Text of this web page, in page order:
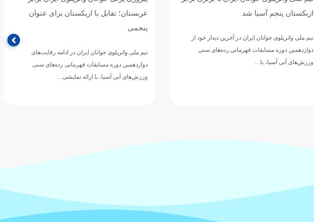
عربستان؛ تقابل با ازبکستان برای عنوان
تیم ملی واترپلوی جوانان ایران در ادامه رقابت‌های
دوازدهمین دوره مسابقات قهرمانی رده‌های سنی
پرگل سریلانکا/ نوبت به قزاقستان رسید
تیم ملی واترپلوی جوانان ایران در چهارمین دیدار خود از
مرحله گروهی دوازدهمین دوره مسابقات قهرمانی
رده‌های سنی ورزش‌های آبی…